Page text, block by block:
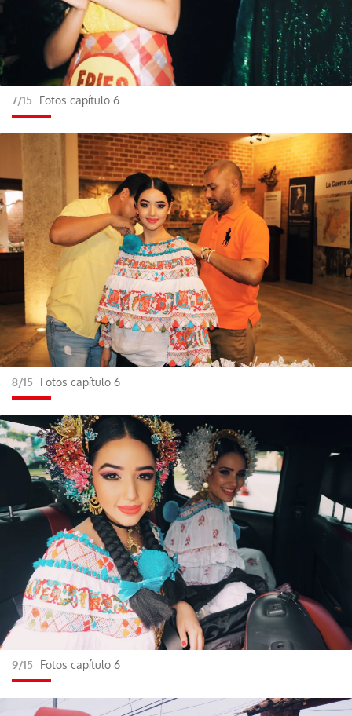
Gracias por suscribirte a nuestro boletín.
ACEPTAR
7/15 Fotos capítulo 6
8/15 Fotos capítulo 6
9/15 Fotos capítulo 6